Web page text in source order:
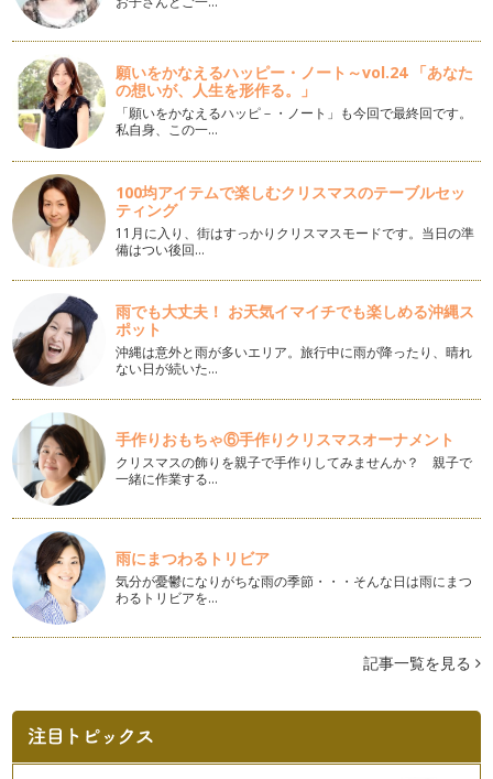
【1歳半～・卵/乳製品不使用】りんごのスティックおやつ
りんごの美味しい季節になりました。今回はやわらかく煮たリ
ンゴを使ったおやつ。 春巻…
【1歳半～】アウトドアでバウムクーヘン
外で食べる御飯が美味しい季節になりました♪ 最近では手ぶ
らで行けるバーベキュー施設が増え、…
【1歳半～・卵不使用】焼かないで簡単♪のかぼちゃプリン
甘いもの大好きな子どもたち。味覚が出来上がる３歳前後まで
はやさしい甘さで慣らして…
願いをかなえるハッピー・ノート～vol.24 「あなた
の想いが、人生を形作る。」
「願いをかなえるハッピ－・ノート」も今回で最終回です。
私自身、この一…
100均アイテムで楽しむクリスマスのテーブルセッ
ティング
11月に入り、街はすっかりクリスマスモードです。当日の準
備はつい後回…
雨でも大丈夫！ お天気イマイチでも楽しめる沖縄ス
ポット
沖縄は意外と雨が多いエリア。旅行中に雨が降ったり、晴れ
ない日が続いた…
手作りおもちゃ⑥手作りクリスマスオーナメント
クリスマスの飾りを親子で手作りしてみませんか？ 親子で
一緒に作業する…
雨にまつわるトリビア
気分が憂鬱になりがちな雨の季節・・・そんな日は雨にまつ
わるトリビアを…
記事一覧を見る